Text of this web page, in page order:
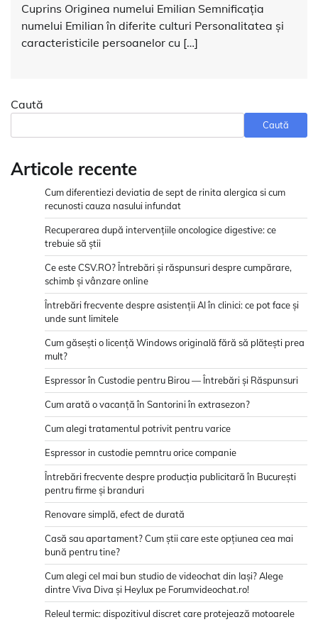
Cuprins Originea numelui Emilian Semnificația
numelui Emilian în diferite culturi Personalitatea și
caracteristicile persoanelor cu […]
Caută
Caută
Articole recente
Cum diferentiezi deviatia de sept de rinita alergica si cum
recunosti cauza nasului infundat
Recuperarea după intervențiile oncologice digestive: ce
trebuie să știi
Ce este CSV.RO? Întrebări și răspunsuri despre cumpărare,
schimb și vânzare online
Întrebări frecvente despre asistenții AI în clinici: ce pot face și
unde sunt limitele
Cum găsești o licență Windows originală fără să plătești prea
mult?
Espressor în Custodie pentru Birou — Întrebări și Răspunsuri
Cum arată o vacanță în Santorini în extrasezon?
Cum alegi tratamentul potrivit pentru varice
Espressor in custodie pemntru orice companie
Întrebări frecvente despre producția publicitară în București
pentru firme și branduri
Renovare simplă, efect de durată
Casă sau apartament? Cum știi care este opțiunea cea mai
bună pentru tine?
Cum alegi cel mai bun studio de videochat din Iași? Alege
dintre Viva Diva și Heylux pe Forumvideochat.ro!
Releul termic: dispozitivul discret care protejează motoarele